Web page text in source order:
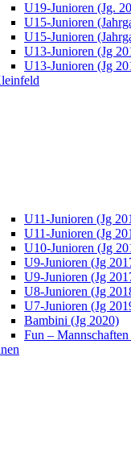
U19-Junioren (Jg.
U15-Junioren
U15-Junioren
U13-Junioren (Jg
U13-Junioren (Jg
U11-Junioren (Jg
U11-Junioren (Jg
U10-Junioren (Jg
U9-Junioren (Jg
U9-Junioren (Jg
U8-Junioren (Jg
U7-Junioren (Jg
Bambini (Jg 2020)
Fun –